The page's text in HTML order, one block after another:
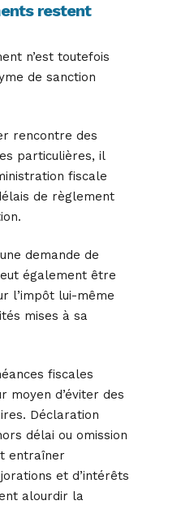
restent
n’est toutefois
de sanction
rencontre des
particulières, il
fiscale
de règlement
demande de
également être
l’impôt lui-même
mises à sa
fiscales
moyen d’éviter des
Déclaration
délai ou omission
entraîner
et d’intérêts
alourdir la